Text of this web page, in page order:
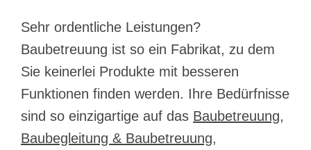
Sehr ordentliche Leistungen?
Baubetreuung ist so ein Fabrikat, zu dem
Sie keinerlei Produkte mit besseren
Funktionen finden werden. Ihre Bedürfnisse
sind so einzigartige auf das Baubetreuung,
Baubegleitung & Baubetreuung,